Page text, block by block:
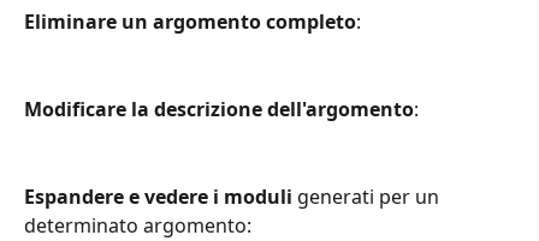
Eliminare un argomento completo:
Modificare la descrizione dell'argomento:
Espandere e vedere i moduli generati per un
determinato argomento: